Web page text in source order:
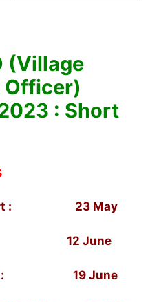
(Village
Officer)
: Short
: 23 May
: 12 June
: 19 June